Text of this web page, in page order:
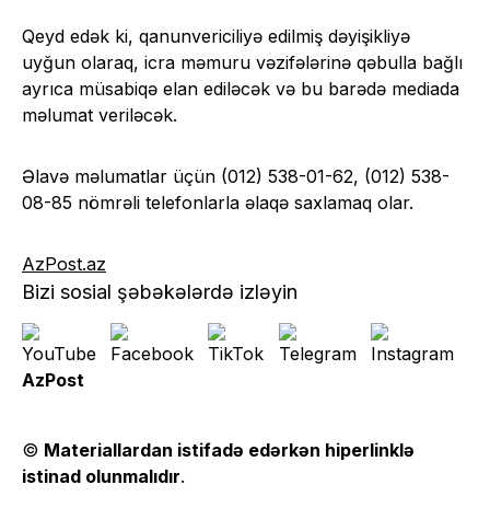
Qeyd edək ki, qanunvericiliyə edilmiş dəyişikliyə
uyğun olaraq, icra məmuru vəzifələrinə qəbulla bağlı
ayrıca müsabiqə elan ediləcək və bu barədə mediada
məlumat veriləcək.
Əlavə məlumatlar üçün (012) 538-01-62, (012) 538-
08-85 nömrəli telefonlarla əlaqə saxlamaq olar.
AzPost.az
Bizi sosial şəbəkələrdə izləyin
AzPost
© Materiallardan istifadə edərkən hiperlinklə
istinad olunmalıdır.